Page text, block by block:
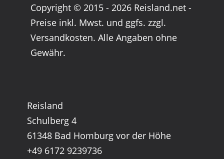
Copyright © 2015 - 2026 Reisland.net -
Preise inkl. Mwst. und ggfs. zzgl.
Versandkosten. Alle Angaben ohne
Gewähr.
Reisland
Schulberg 4
61348 Bad Homburg vor der Höhe
+49 6172 9239736